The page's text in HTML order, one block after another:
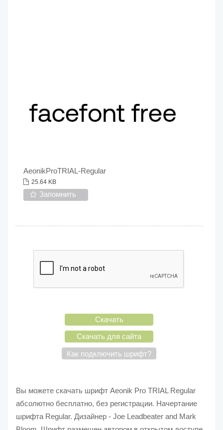
AeonikProTRIAL-Regular
25.64 KB
Запомнить
Скачать
Скачать для сайта
Как подключить шрифт?
Вы можете скачать шрифт Aeonik Pro TRIAL Regular
абсолютно бесплатно, без регистрации. Начертание
шрифта Regular. Дизайнер - Joe Leadbeater and Mark